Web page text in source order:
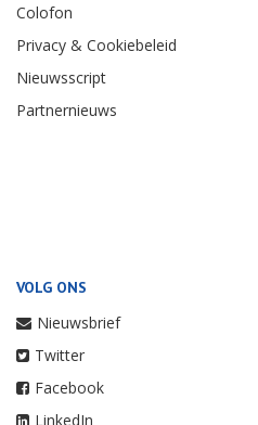
Colofon
Privacy & Cookiebeleid
Nieuwsscript
Partnernieuws
VOLG ONS
Nieuwsbrief
Twitter
Facebook
LinkedIn